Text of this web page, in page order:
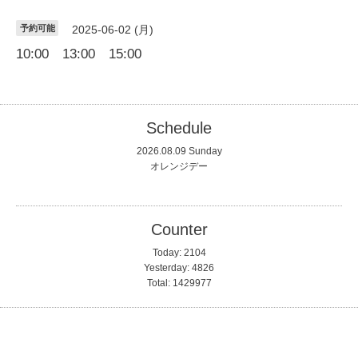
予約可能 2025-06-02 (月)
10:00 13:00 15:00
Schedule
2026.08.09 Sunday
オレンジデー
Counter
Today: 2104
Yesterday: 4826
Total: 1429977